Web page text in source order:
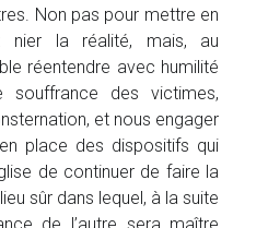
Non pas pour mettre en
la réalité, mais, au
réentendre avec humilité
souffrance des victimes,
et nous engager
place des dispositifs qui
de continuer de faire la
sûr dans lequel, à la suite